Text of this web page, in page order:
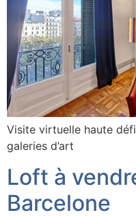
Visite virtuelle haute
galeries d’art
Loft à
Barcelone